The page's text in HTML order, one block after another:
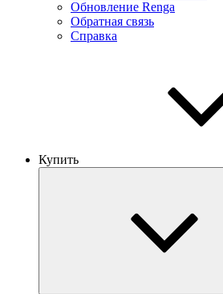
Обновление Renga
Обратная связь
Справка
Купить